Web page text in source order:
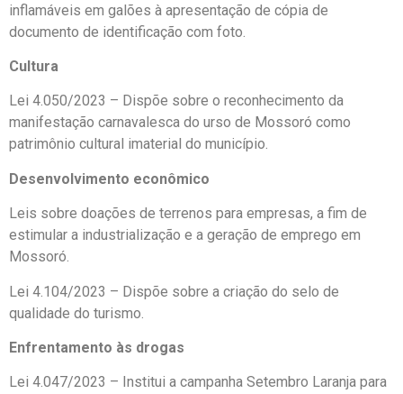
inflamáveis em galões à apresentação de cópia de
documento de identificação com foto.
Cultura
Lei 4.050/2023 – Dispõe sobre o reconhecimento da
manifestação carnavalesca do urso de Mossoró como
patrimônio cultural imaterial do município.
Desenvolvimento econômico
Leis sobre doações de terrenos para empresas, a fim de
estimular a industrialização e a geração de emprego em
Mossoró.
Lei 4.104/2023 – Dispõe sobre a criação do selo de
qualidade do turismo.
Enfrentamento às drogas
Lei 4.047/2023 – Institui a campanha Setembro Laranja para